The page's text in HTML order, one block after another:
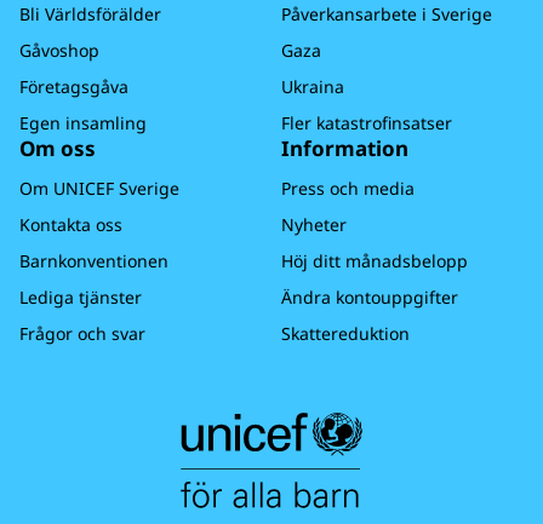
Bli Världsförälder
Gåvoshop
Företagsgåva
Egen insamling
Påverkansarbete i Sverige
Gaza
Ukraina
Fler katastrofinsatser
Om oss
Om UNICEF Sverige
Kontakta oss
Barnkonventionen
Lediga tjänster
Frågor och svar
Information
Press och media
Nyheter
Höj ditt månadsbelopp
Ändra kontouppgifter
Skattereduktion